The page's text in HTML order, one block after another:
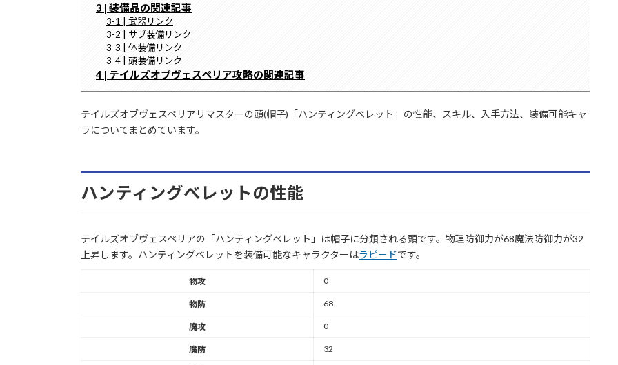
3 | 装備品の関連記事
3-1 | 武器リンク
3-2 | サブ装備リンク
3-3 | 体装備リンク
3-4 | 頭装備リンク
4 | テイルズオブヴェスペリア攻略の関連記事
テイルズオブヴェスペリアリマスターの頭(帽子)「ハンティングべレット」の性能、スキル、入手方法、装備可能キャ
ラについてまとめています。
ハンティングべレットの性能
テイルズオブヴェスペリアの「ハンティングべレット」は帽子に分類される頭です。物理防御力が68魔法防御力が32
上昇します。ハンティングべレットを装備可能なキャラクターはラピードです。
物攻 0
物防 68
魔攻 0
魔防 32